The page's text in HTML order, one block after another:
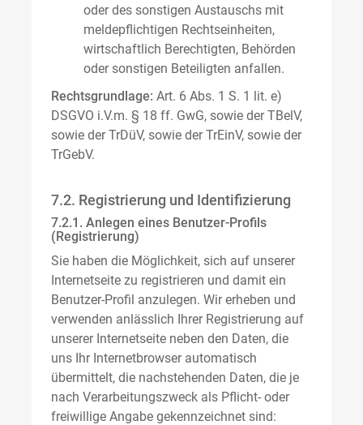
oder des sonstigen Austauschs mit
meldepflichtigen Rechtseinheiten,
wirtschaftlich Berechtigten, Behörden
oder sonstigen Beteiligten anfallen.
Rechtsgrundlage: Art. 6 Abs. 1 S. 1 lit. e)
DSGVO i.V.m. § 18 ff. GwG, sowie der TBelV,
sowie der TrDüV, sowie der TrEinV, sowie der
TrGebV.
7.2. Registrierung und Identifizierung
7.2.1. Anlegen eines Benutzer-Profils
(Registrierung)
Sie haben die Möglichkeit, sich auf unserer
Internetseite zu registrieren und damit ein
Benutzer-Profil anzulegen. Wir erheben und
verwenden anlässlich Ihrer Registrierung auf
unserer Internetseite neben den Daten, die
uns Ihr Internetbrowser automatisch
übermittelt, die nachstehenden Daten, die je
nach Verarbeitungszweck als Pflicht- oder
freiwillige Angabe gekennzeichnet sind: